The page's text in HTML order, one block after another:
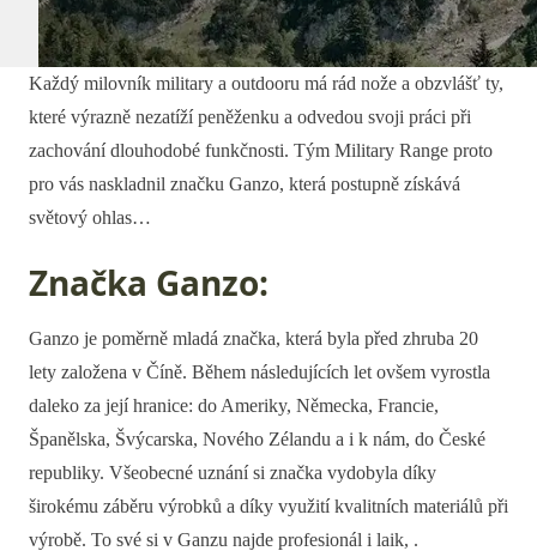
Každý milovník military a outdooru má rád nože a obzvlášť ty,
které výrazně nezatíží peněženku a odvedou svoji práci při
zachování dlouhodobé funkčnosti. Tým Military Range proto
pro vás naskladnil značku Ganzo, která postupně získává
světový ohlas…
Značka Ganzo:
Ganzo je poměrně mladá značka, která byla před zhruba 20
lety založena v Číně. Během následujících let ovšem vyrostla
daleko za její hranice: do Ameriky, Německa, Francie,
Španělska, Švýcarska, Nového Zélandu a i k nám, do České
republiky. Všeobecné uznání si značka vydobyla díky
širokému záběru výrobků a díky využití kvalitních materiálů při
výrobě. To své si v Ganzu najde profesionál i laik, .